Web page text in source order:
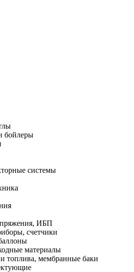
бойлеры
системы
ИБП
счетчики
материалы
топлива, мембранные баки